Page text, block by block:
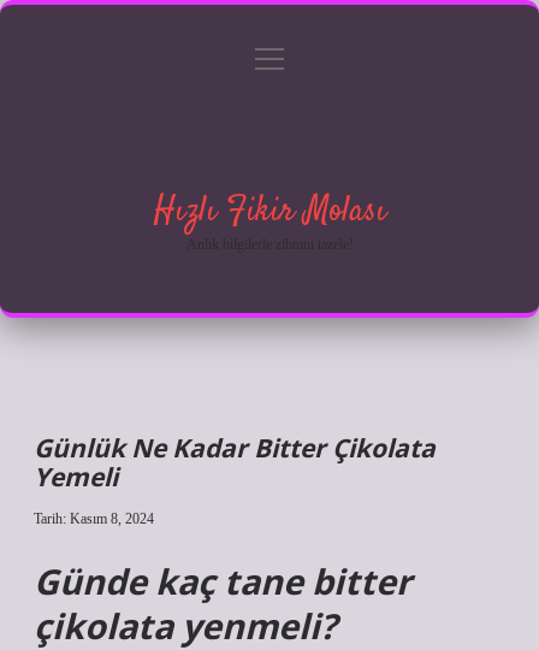
Gizlilik Politikası
menüyü
Hızlı Fikir Molası
Anlık bilgilerle zihnini tazele!
Günlük Ne Kadar Bitter Çikolata
Yemeli
Tarih: Kasım 8, 2024
Günde kaç tane bitter
çikolata yenmeli?